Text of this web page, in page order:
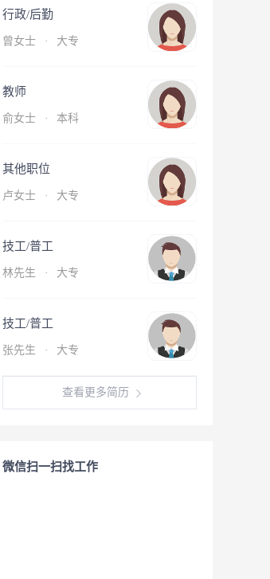
行政/后勤
曾女士 · 大专
教师
俞女士 · 本科
其他职位
卢女士 · 大专
技工/普工
林先生 · 大专
技工/普工
张先生 · 大专
查看更多简历
微信扫一扫找工作